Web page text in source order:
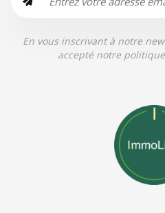
En vous inscrivant à notre
accepté notre